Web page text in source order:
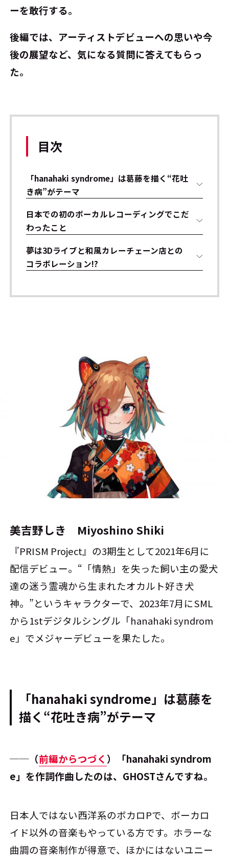
ーを敢行する。
後編では、アーティストデビューへの思いや今
後の展望など、気になる質問に答えてもらっ
た。
目次
「hanahaki syndrome」は葛藤を描く“花吐
き病”がテーマ
日本での初のボーカルレコーディングでこだ
わったこと
夢は3Dライブと和風カレーチェーン店との
コラボレーション!?
美吉野しき Miyoshino Shiki
『PRISM Project』の3期生として2021年6月に
配信デビュー。“「情熱」を失った飼い主の愛犬
達の迷う霊魂から生まれたオカルト好き犬
神。”というキャラクターで、2023年7月にSML
から1stデジタルシングル「hanahaki syndrom
e」でメジャーデビューを果たした。
「hanahaki syndrome」は葛藤を
描く“花吐き病”がテーマ
──（前編からつづく ）「hanahaki syndrom
e」を作詞作曲したのは、GHOSTさんですね。
日本人ではない西洋系のボカロPで、ボーカロ
イド以外の音楽もやっている方です。ホラーな
曲調の音楽制作が得意で、ほかにはないユニー